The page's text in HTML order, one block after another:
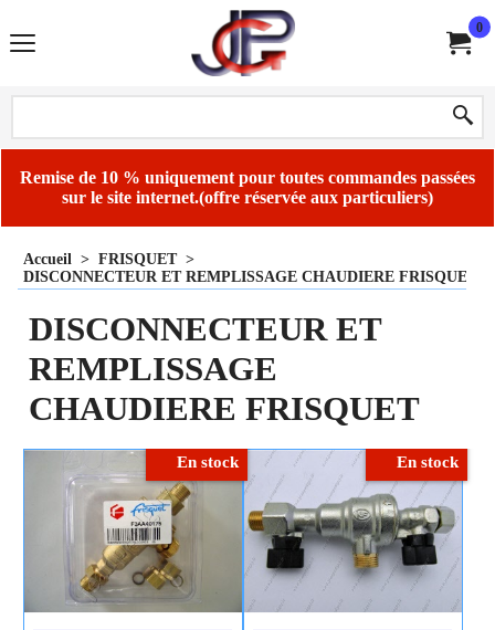
0
Remise de 10 % uniquement pour toutes commandes passées
sur le site internet.(offre réservée aux particuliers)
Accueil > FRISQUET>
DISCONNECTEUR ET REMPLISSAGE CHAUDIERE FRISQUET
DISCONNECTEUR ET
REMPLISSAGE
CHAUDIERE FRISQUET
En stock En stock